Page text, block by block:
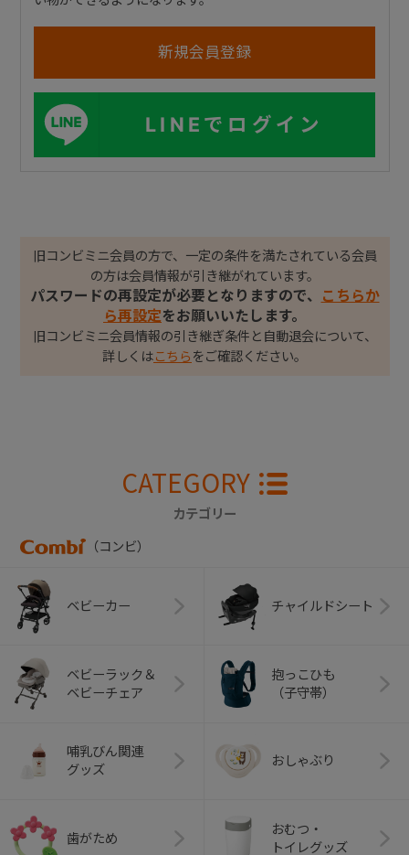
LINEでログイン
旧コンビミニ会員の方で、一定の条件を満たされている会員
の方は会員情報が引き継がれています。
パスワードの再設定が必要となりますので、
こちらか
ら再設定をお願いいたします。
旧コンビミニ会員情報の引き継ぎ条件と自動退会について、
詳しくはこちら をご確認ください。
CATEGORY
カテゴリー
（コンビ）
ベビーカー チャイルドシート
ベビーラック＆
ベビーチェア
抱っこひも
（子守帯）
哺乳びん関連
グッズ
おしゃぶり
歯がため
おむつ・
トイレグッズ